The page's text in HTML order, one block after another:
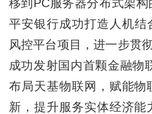
移到PC服务器分布式架构
平安银行成功打造人机
风控平台项目，进一步贯
成功发射国内首颗金融物
布局天基物联网，赋能物
新，提升服务实体经济能